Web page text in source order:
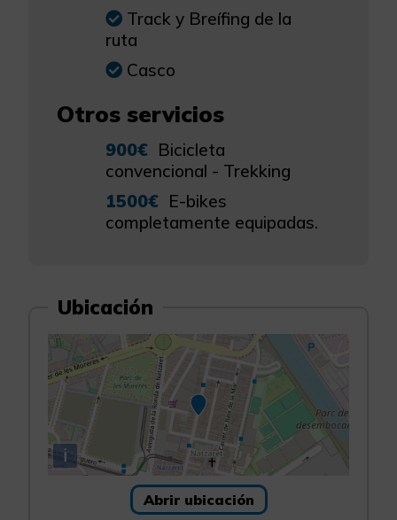
Track y Breífing de la
ruta
Casco
Otros servicios
900€ Bicicleta
convencional - Trekking
1500€ E-bikes
completamente equipadas.
Ubicación
i
Abrir ubicación